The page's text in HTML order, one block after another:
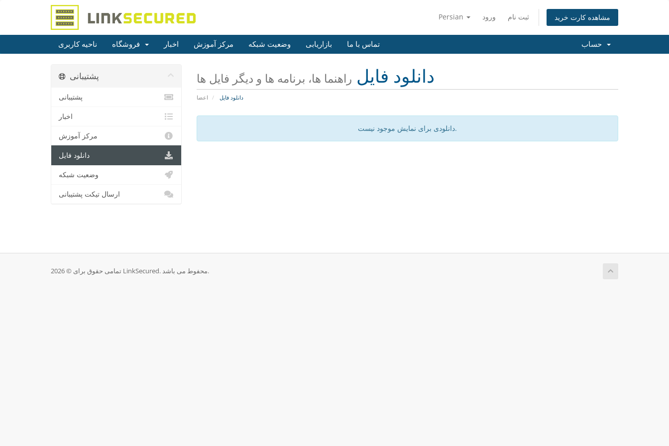
Persian ورود ثبت نام مشاهده کارت خرید
ناحیه کاربری اخبار مرکز آموزش وضعیت شبکه بازاریابی تماس با ما
دانلود فایل راهنما ها، برنامه ها و دیگر فایل ها
اعضا دانلود فایل
دانلودی برای نمایش موجود نیست.
پشتیبانی
پشتیبانی
اخبار
مرکز آموزش
دانلود فایل
وضعیت شبکه
ارسال تیکت پشتیبانی
تمامی حقوق برای © 2026 LinkSecured. محفوط می باشد.